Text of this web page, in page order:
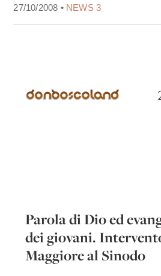
27/10/2008 • NEWS 3
Parola di Dio ed
dei giovani.
Maggiore al Sinodo